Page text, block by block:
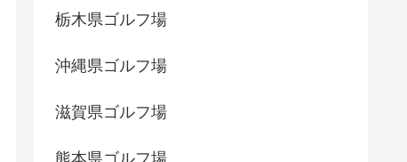
栃木県ゴルフ場
沖縄県ゴルフ場
滋賀県ゴルフ場
熊本県ゴルフ場